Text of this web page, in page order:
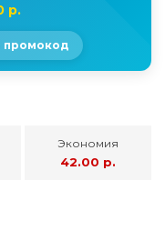
р.
промокод
Экономия
42.00 р.